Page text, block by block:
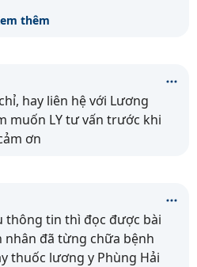
thêm
hay liên hệ với Lương
muốn LY tư vấn trước khi
ơn
thông tin thì đọc được bài
nhân đã từng chữa bệnh
thuốc lương y Phùng Hải